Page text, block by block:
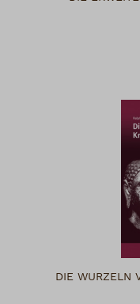
DIE WURZELN